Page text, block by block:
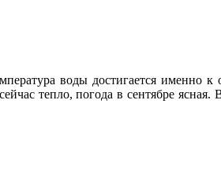
воды достигается
тепло, погода в сентябре